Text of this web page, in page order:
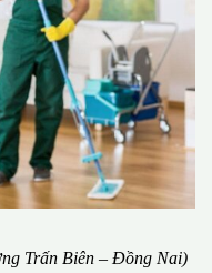
Trấn Biên – Đồng Nai)